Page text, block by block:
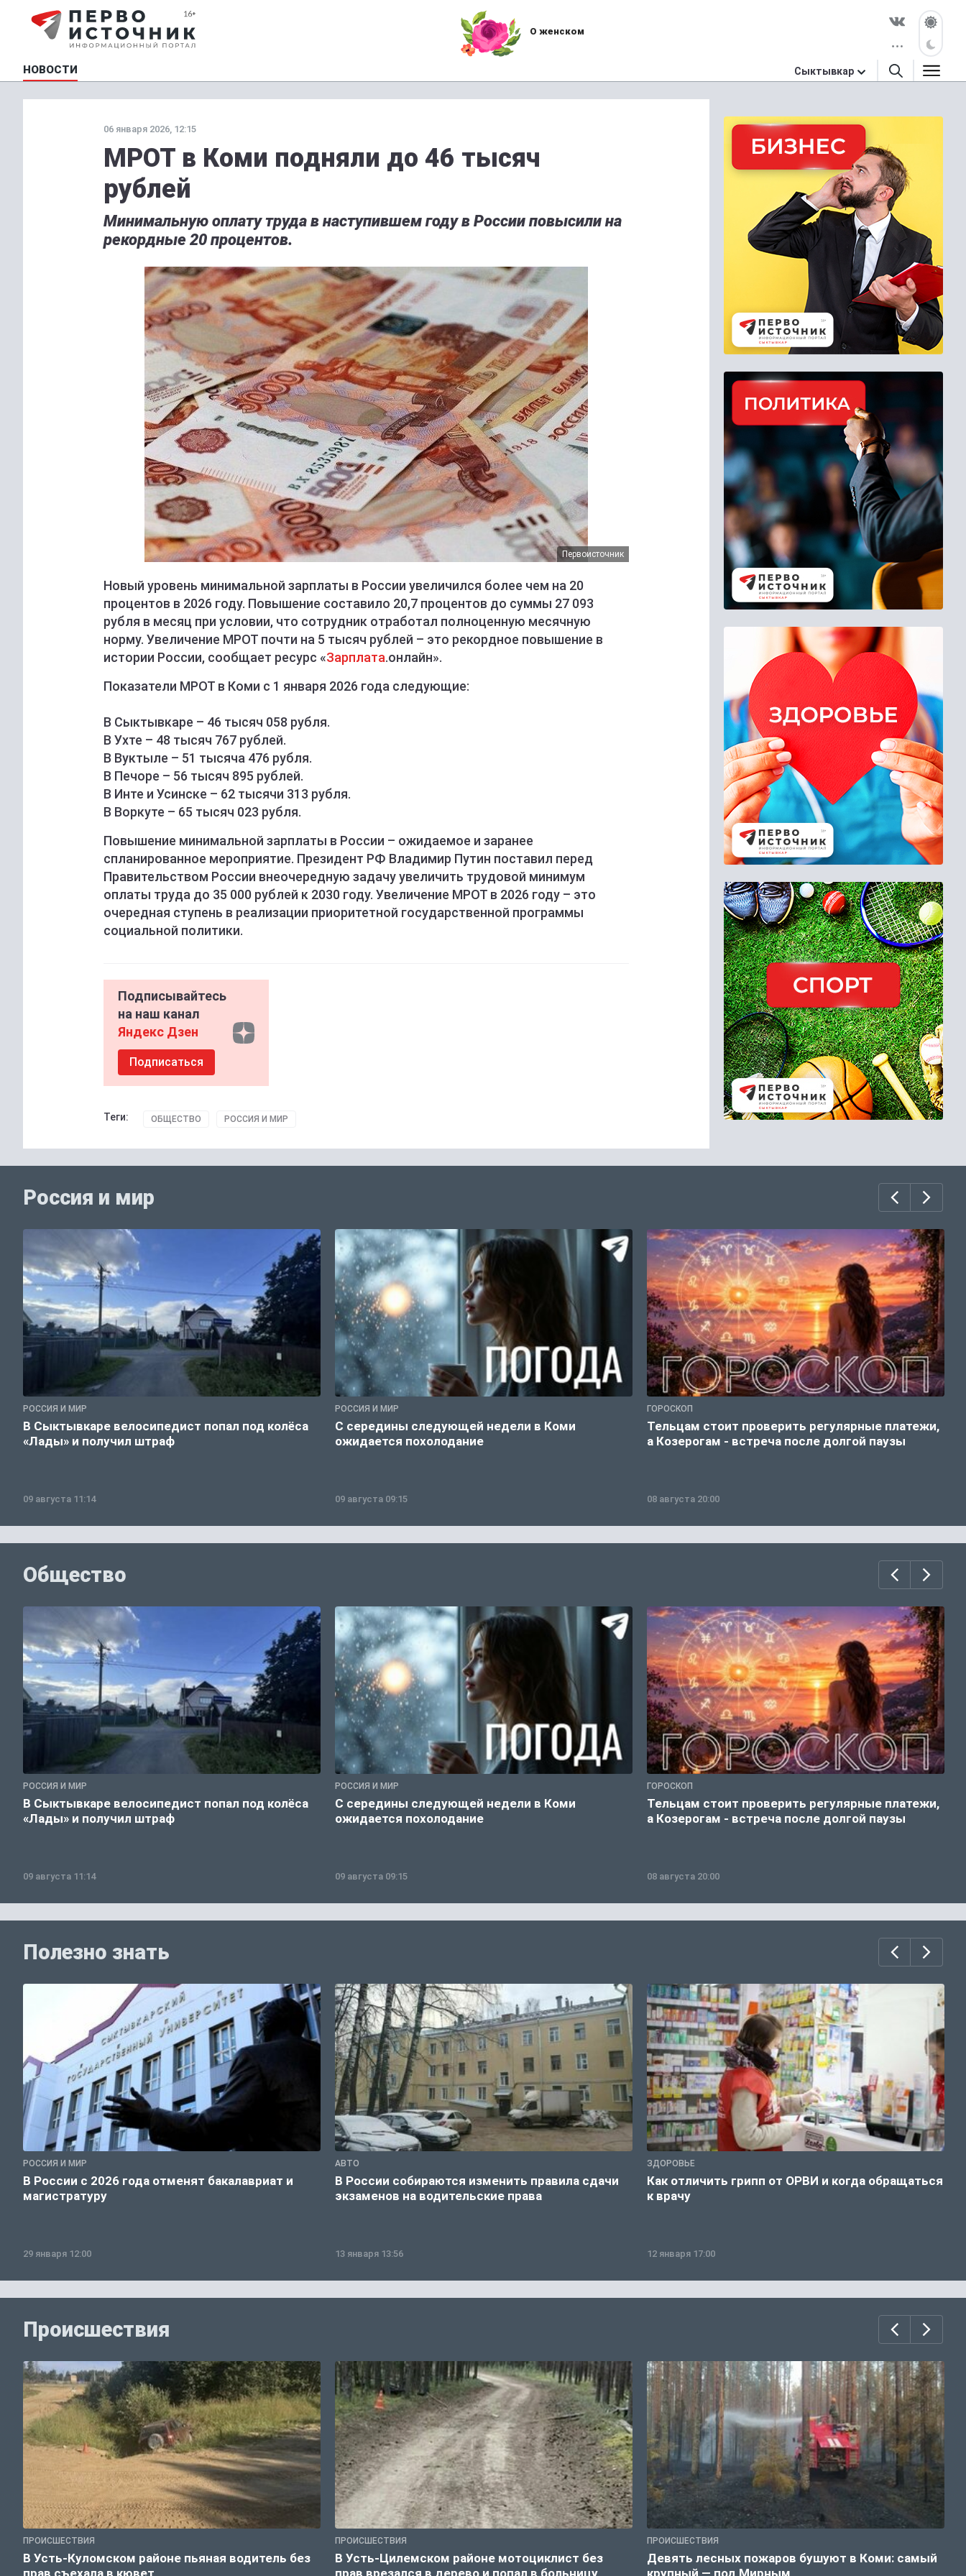
О женском
НОВОСТИ Сыктывкар
06 января 2026, 12:15
МРОТ в Коми подняли до 46 тысяч
рублей
Минимальную оплату труда в наступившем году в России повысили на
рекордные 20 процентов.
Первоисточник
Новый уровень минимальной зарплаты в России увеличился более чем на 20
процентов в 2026 году. Повышение составило 20,7 процентов до суммы 27 093
рубля в месяц при условии, что сотрудник отработал полноценную месячную
норму. Увеличение МРОТ почти на 5 тысяч рублей – это рекордное повышение в
истории России, сообщает ресурс «Зарплата.онлайн».
Показатели МРОТ в Коми с 1 января 2026 года следующие:
В Сыктывкаре – 46 тысяч 058 рубля.
В Ухте – 48 тысяч 767 рублей.
В Вуктыле – 51 тысяча 476 рубля.
В Печоре – 56 тысяч 895 рублей.
В Инте и Усинске – 62 тысячи 313 рубля.
В Воркуте – 65 тысяч 023 рубля.
Повышение минимальной зарплаты в России – ожидаемое и заранее
спланированное мероприятие. Президент РФ Владимир Путин поставил перед
Правительством России внеочередную задачу увеличить трудовой минимум
оплаты труда до 35 000 рублей к 2030 году. Увеличение МРОТ в 2026 году – это
очередная ступень в реализации приоритетной государственной программы
социальной политики.
Подписывайтесь
на наш канал
Яндекс Дзен
Подписаться
Теги: ОБЩЕСТВО РОССИЯ И МИР
Россия и мир
РОССИЯ И МИР
В Сыктывкаре велосипедист попал под колёса
«Лады» и получил штраф
09 августа 11:14
РОССИЯ И МИР
С середины следующей недели в Коми
ожидается похолодание
09 августа 09:15
ГОРОСКОП
Тельцам стоит проверить регулярные платежи,
а Козерогам - встреча после долгой паузы
08 августа 20:00
Общество
РОССИЯ И МИР
В Сыктывкаре велосипедист попал под колёса
«Лады» и получил штраф
09 августа 11:14
РОССИЯ И МИР
С середины следующей недели в Коми
ожидается похолодание
09 августа 09:15
ГОРОСКОП
Тельцам стоит проверить регулярные платежи,
а Козерогам - встреча после долгой паузы
08 августа 20:00
Полезно знать
РОССИЯ И МИР
В России с 2026 года отменят бакалавриат и
магистратуру
29 января 12:00
АВТО
В России собираются изменить правила сдачи
экзаменов на водительские права
13 января 13:56
ЗДОРОВЬЕ
Как отличить грипп от ОРВИ и когда обращаться
к врачу
12 января 17:00
Происшествия
ПРОИСШЕСТВИЯ
В Усть-Куломском районе пьяная водитель без
прав съехала в кювет
ПРОИСШЕСТВИЯ
В Усть-Цилемском районе мотоциклист без
прав врезался в дерево и попал в больницу
ПРОИСШЕСТВИЯ
Девять лесных пожаров бушуют в Коми: самый
крупный — под Мирным